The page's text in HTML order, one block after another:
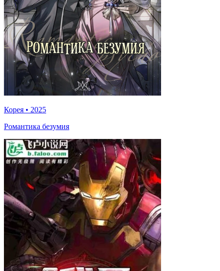
Корея • 2025
Романтика безумия